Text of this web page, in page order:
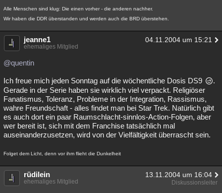
Astronomie Helpdesk Gruppen Gaming
Musik Clash Allmystery English
Lesenswert Schlüsselwörter
Alle Menschen sind klug: Die einen vorher - die anderen nachher.
Wir haben die DDR überstanden und werden auch die BRD überstehen.
jeanne1 04.11.2004 um 15:21
ehemaliges Mitglied
@quentin
Ich freue mich jeden Sonntag auf die wöchentliche Dosis DS9
.
Gerade in der Serie haben sie wirklich viel verpackt. Religiöser
Fanatismus, Toleranz, Probleme in der Integration, Rassismus,
wahre Freundschaft - alles findet man bei Star Trek. Natürlich gibt
es auch dort ein paar Raumschlacht-sinnlos-Action-Folgen, aber
wer bereit ist, sich mit dem Franchise tatsächlich mal
auseinanderzusetzen, wird von der Vielfältigkeit überrascht sein.
Folget dem Licht, denn vor ihm flieht die Dunkelheit
rüdilein 13.11.2004 um 16:04
ehemaliges Mitglied Diskussionsleiter